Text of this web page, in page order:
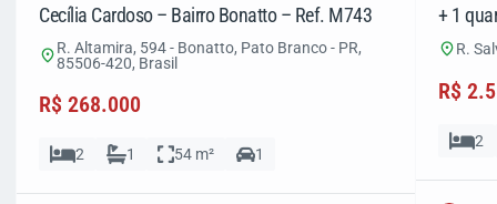
Cecília Cardoso – Bairro Bonatto – Ref. M743
R. Altamira, 594 - Bonatto, Pato Branco - PR,
85506-420, Brasil
R$ 268.000
2 1 54 m² 1
+ 1
R.
R$
2